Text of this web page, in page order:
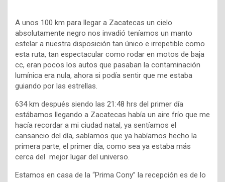
A unos 100 km para llegar a Zacatecas un cielo
absolutamente negro nos invadió teníamos un manto
estelar a nuestra disposición tan único e irrepetible como
esta ruta, tan espectacular como rodar en motos de baja
cc, eran pocos los autos que pasaban la contaminación
lumínica era nula, ahora si podía sentir que me estaba
guiando por las estrellas.
634 km después siendo las 21:48 hrs del primer día
estábamos llegando a Zacatecas había un aire frío que me
hacía recordar a mi ciudad natal, ya sentíamos el
cansancio del día, sabíamos que ya habíamos hecho la
primera parte, el primer día, como sea ya estaba más
cerca del mejor lugar del universo.
Estamos en casa de la “Prima Cony” la recepción es de lo